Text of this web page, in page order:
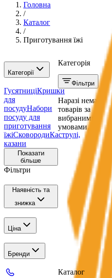
Головна
/
Каталог
/
Приготування їжі
Категорії
ГусятниціКришки
для
посудуНабори
посуду для
приготування
їжіСковородиКаструлі,
казани
Показати
більше
Фільтри
Наявність та
знижка
Ціна
Бренди
Категорія
Фільтри
Наразі немає
товарів за
вибраними
умовами.
Каталог